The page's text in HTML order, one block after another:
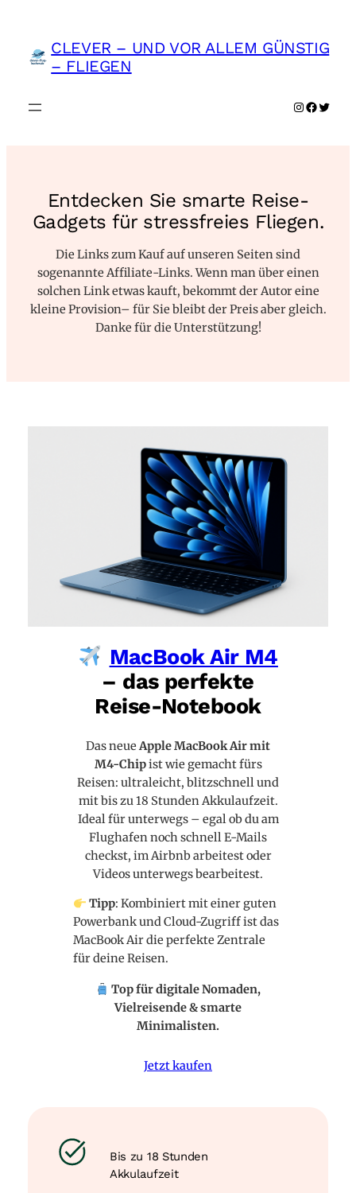
springenCLEVER – UND VOR ALLEM GÜNSTIG
– FLIEGEN
Instagram
Entdecken Sie smarte Reise-
Gadgets für stressfreies Fliegen.
Die Links zum Kauf auf unseren Seiten sind
sogenannte Affiliate-Links. Wenn man über einen
solchen Link etwas kauft, bekommt der Autor eine
kleine Provision– für Sie bleibt der Preis aber gleich.
Danke für die Unterstützung!
MacBook Air M4
– das perfekte
Reise-Notebook
Das neueApple MacBook Air mit
M4-Chipist wie gemacht fürs
Reisen: ultraleicht, blitzschnell und
mit bis zu 18 Stunden Akkulaufzeit.
Ideal für unterwegs – egal ob du am
Flughafen noch schnell E-Mails
checkst, im Airbnb arbeitest oder
Videos unterwegs bearbeitest.
Tipp: Kombiniert mit einer guten
Powerbank und Cloud-Zugriff ist das
MacBook Air die perfekte Zentrale
für deine Reisen.
Top für digitale Nomaden,
Vielreisende & smarte
Minimalisten.
Jetzt kaufen
Bis zu 18 Stunden
Akkulaufzeit